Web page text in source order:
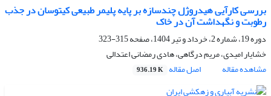
بررسی کارآیی هیدروژل چندسازه بر پایه پلیمر طبیعی کیتوسان در جذب
رطوبت و نگهداشت آن در خاک
دوره 19، شماره 2، خرداد و تیر 1404، صفحه
315-323
خشایار امیدی، مریم درگاهی، هادی رمضانی اعتدالی
مشاهده مقاله
اصل مقاله 936.19 K